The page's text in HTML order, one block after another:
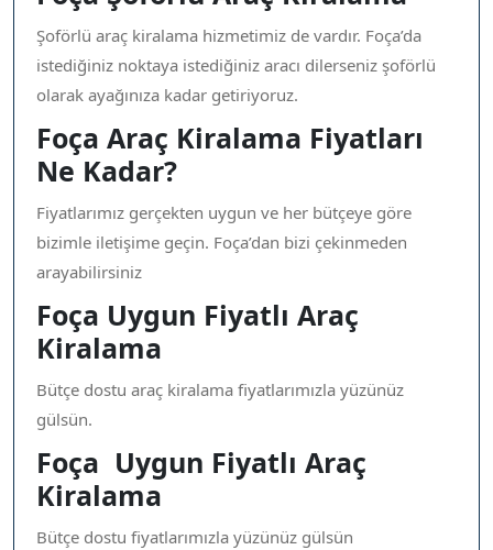
Şoförlü araç kiralama hizmetimiz de vardır. Foça’da
istediğiniz noktaya istediğiniz aracı dilerseniz şoförlü
olarak ayağınıza kadar getiriyoruz.
Foça Araç Kiralama Fiyatları
Ne Kadar?
Fiyatlarımız gerçekten uygun ve her bütçeye göre
bizimle iletişime geçin. Foça’dan bizi çekinmeden
arayabilirsiniz
Foça Uygun Fiyatlı Araç
Kiralama
Bütçe dostu araç kiralama fiyatlarımızla yüzünüz
gülsün.
Foça Uygun Fiyatlı Araç
Kiralama
Bütçe dostu fiyatlarımızla yüzünüz gülsün